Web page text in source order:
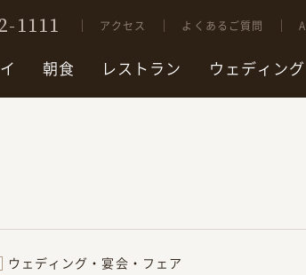
1111 アクセス よくあるご質問 A
朝食 レストラン ウェディング
ウェディング・宴会・フェア